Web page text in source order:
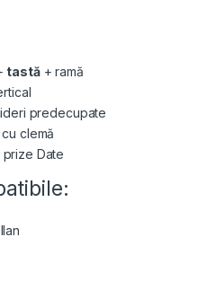
tastă+ ramă
predecupate
clemă
prize Date